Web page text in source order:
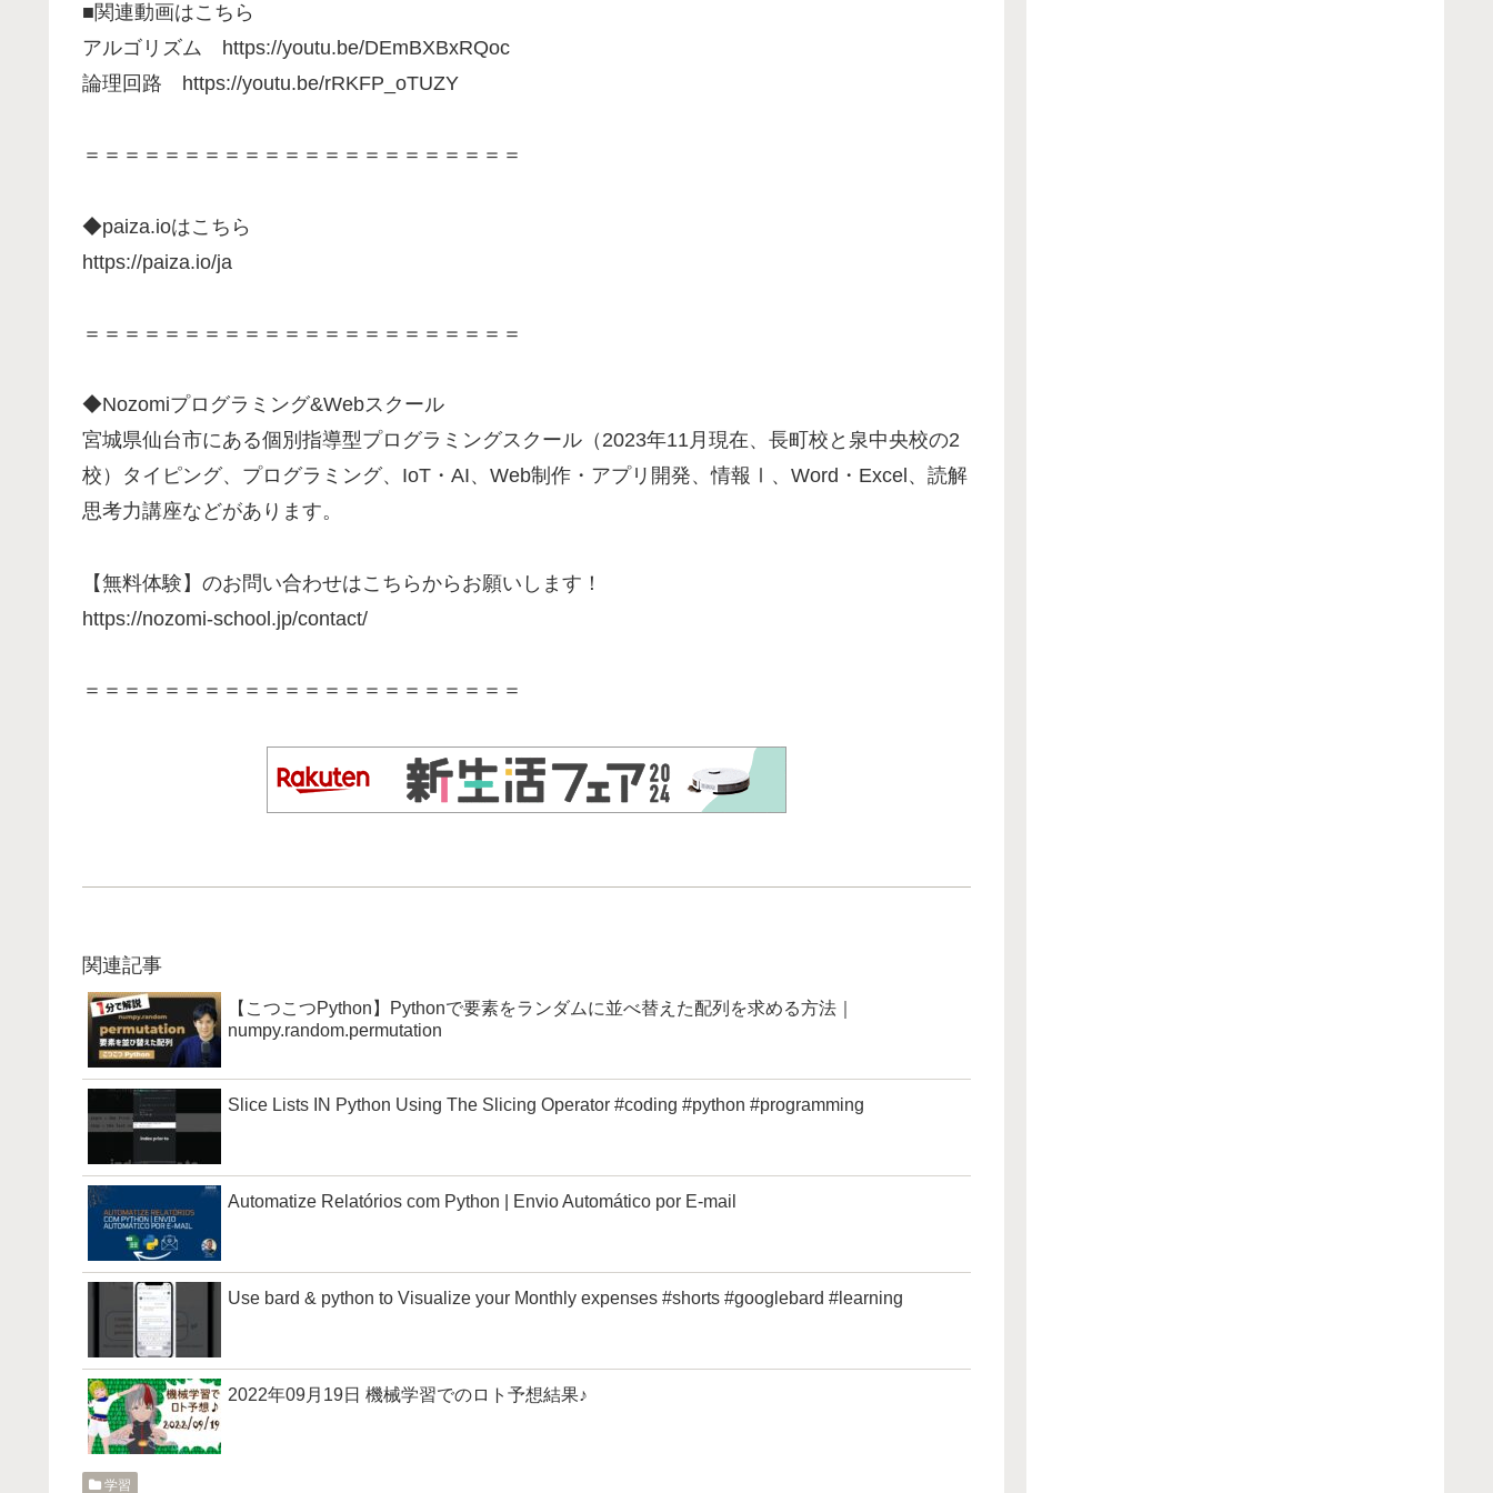
■関連動画はこちら
アルゴリズム https://youtu.be/DEmBXBxRQoc
論理回路 https://youtu.be/rRKFP_oTUZY
＝＝＝＝＝＝＝＝＝＝＝＝＝＝＝＝＝＝＝＝＝＝
◆paiza.ioはこちら
https://paiza.io/ja
＝＝＝＝＝＝＝＝＝＝＝＝＝＝＝＝＝＝＝＝＝＝
◆Nozomiプログラミング&Webスクール
宮城県仙台市にある個別指導型プログラミングスクール（2023年11月現在、長町校と泉中央校の2
校）タイピング、プログラミング、IoT・AI、Web制作・アプリ開発、情報Ⅰ、Word・Excel、読解
思考力講座などがあります。
【無料体験】のお問い合わせはこちらからお願いします！
https://nozomi-school.jp/contact/
＝＝＝＝＝＝＝＝＝＝＝＝＝＝＝＝＝＝＝＝＝＝
関連記事
【こつこつPython】Pythonで要素をランダムに並べ替えた配列を求める方法｜
numpy.random.permutation
Slice Lists IN Python Using The Slicing Operator #coding #python #programming
Automatize Relatórios com Python | Envio Automático por E-mail
Use bard & python to Visualize your Monthly expenses #shorts #googlebard #learning
2022年09月19日 機械学習でのロト予想結果♪
学習